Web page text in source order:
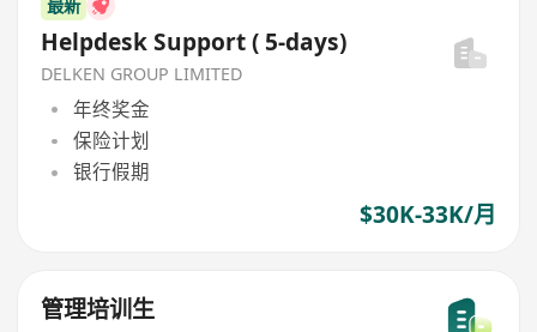
最新
Helpdesk Support ( 5-days)
DELKEN GROUP LIMITED
年终奖金
保险计划
银行假期
$30K-33K/月
管理培训生